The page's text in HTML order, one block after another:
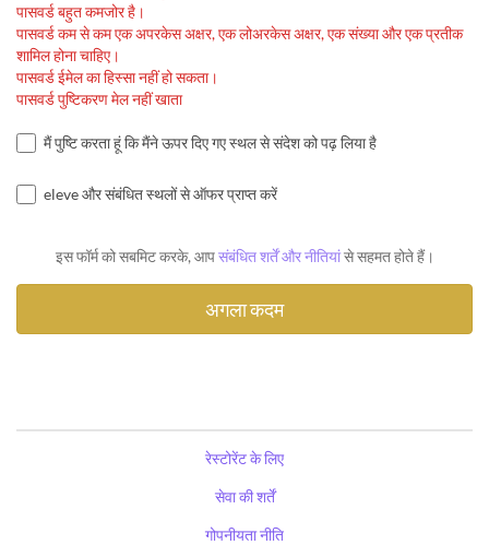
पासवर्ड बहुत कमजोर है।
पासवर्ड कम से कम एक अपरकेस अक्षर, एक लोअरकेस अक्षर, एक संख्या और एक प्रतीक
शामिल होना चाहिए।
पासवर्ड ईमेल का हिस्सा नहीं हो सकता।
पासवर्ड पुष्टिकरण मेल नहीं खाता
मैं पुष्टि करता हूं कि मैंने ऊपर दिए गए स्थल से संदेश को पढ़ लिया है
eleve और संबंधित स्थलों से ऑफर प्राप्त करें
इस फॉर्म को सबमिट करके, आपसंबंधित शर्तें और नीतियांसे सहमत होते हैं।
रेस्टोरेंट के लिए
सेवा की शर्तें
गोपनीयता नीति